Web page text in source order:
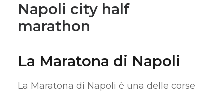
Napoli city half
marathon
La Maratona di Napoli
La Maratona di Napoli è una delle corse